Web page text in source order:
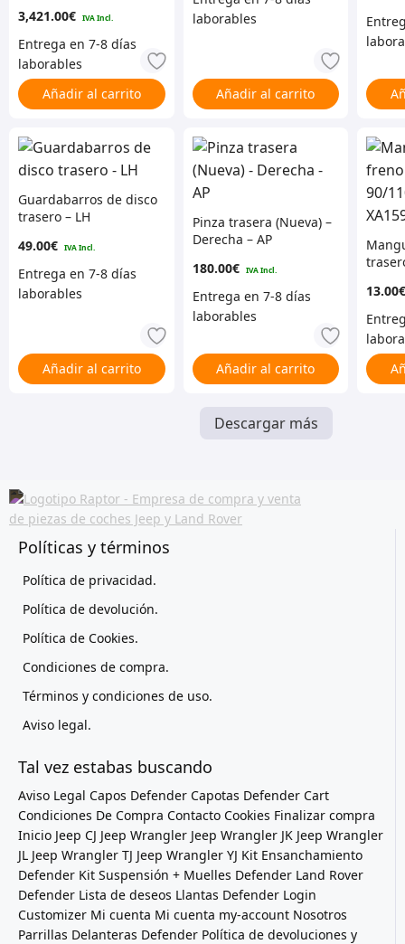
3,421.00€
Añadir al carrito Añadir al carrito
Guardabarros de disco
trasero – LH
49.00€
Añadir al carrito
Pinza trasera (Nueva) –
Derecha – AP
180.00€
Añadir al carrito
13.00
Descargar más
Políticas y términos
Política de privacidad.
Política de devolución.
Política de Cookies.
Condiciones de compra.
Términos y condiciones de uso.
Aviso legal.
Tal vez estabas buscando
Aviso Legal Capos Defender Capotas Defender Cart
Condiciones De Compra Contacto Cookies Finalizar compra
Inicio Jeep CJ Jeep Wrangler Jeep Wrangler JK Jeep Wrangler
JL Jeep Wrangler TJ Jeep Wrangler YJ Kit Ensanchamiento
Defender Kit Suspensión + Muelles Defender Land Rover
Defender Lista de deseos Llantas Defender Login
Customizer Mi cuenta Mi cuenta my-account Nosotros
Parrillas Delanteras Defender Política de devoluciones y